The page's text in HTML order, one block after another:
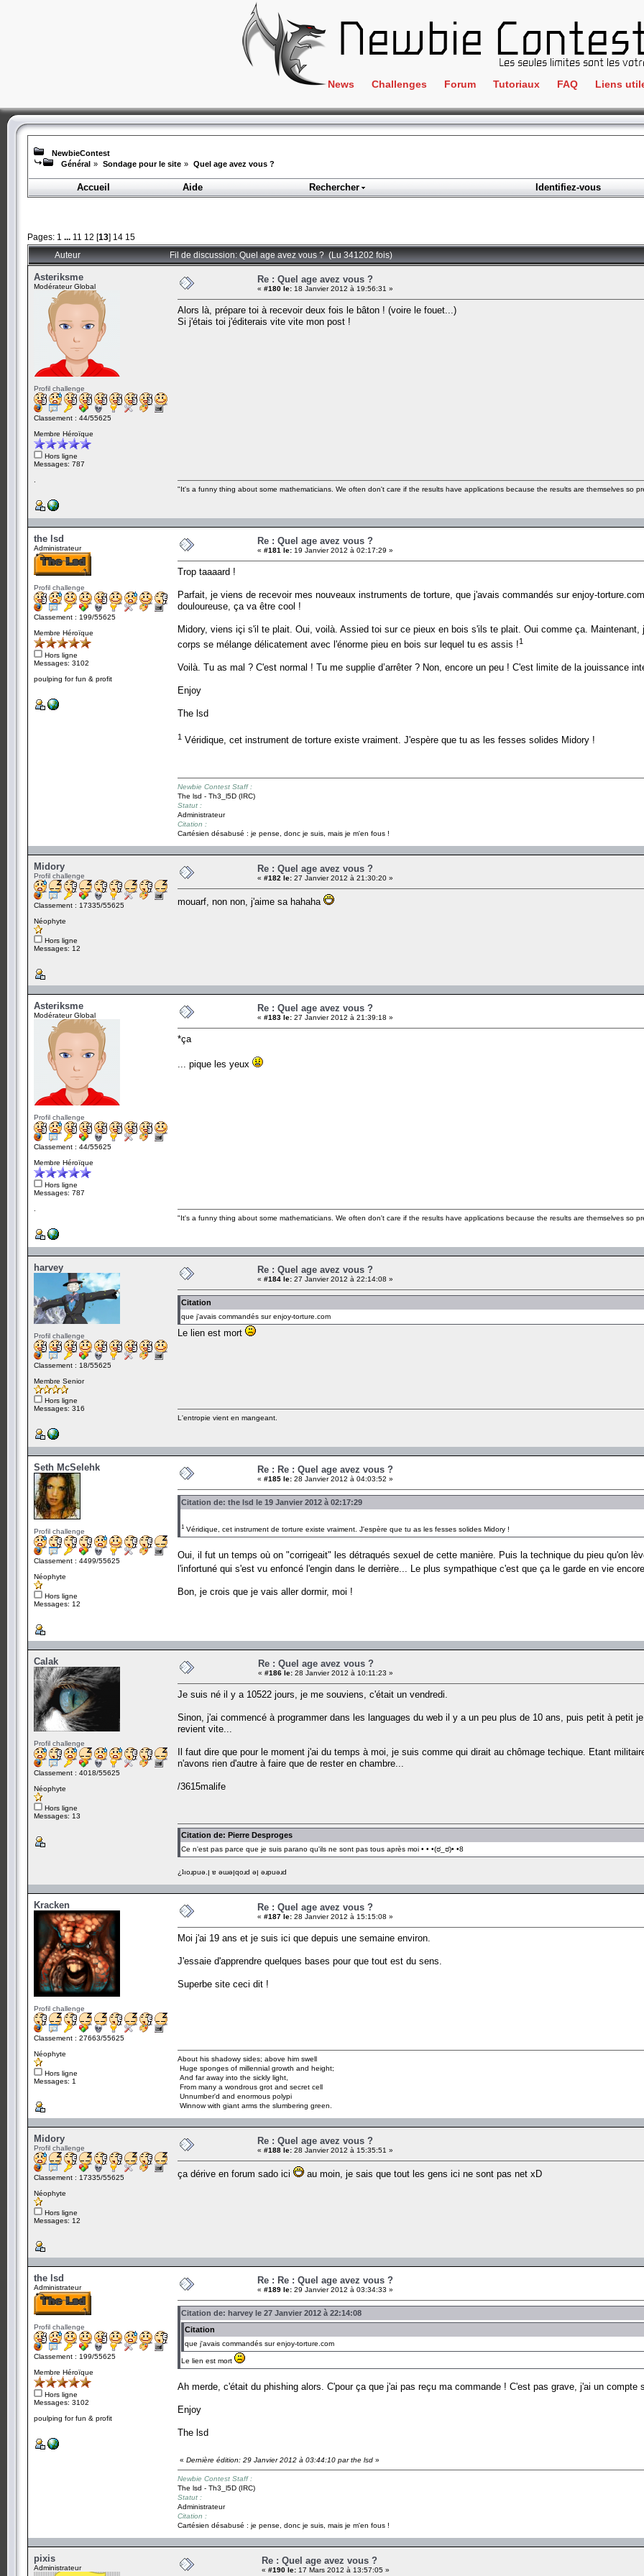
News Challenges
Crackme
ClientSide
Forensics
Programmation
Wargame
Forum Tutoriaux FAQ Liens
IRC
NewbieContest
Général » Sondage pour le site » Quel age avez vous ?
Accueil
Aide Rechercher Identifiez-vous
Pages: 1 ... 11 12 [13] 14 15
Auteur Fil de discussion: Quel age avez vous ? (Lu 341202 fois)
Asteriksme
Modérateur Global
Profil challenge
Classement : 44/55625
Membre Héroïque
Hors ligne
Messages: 787
Re : Quel age avez vous ?
« #180 le: 18 Janvier 2012 à 19:56:31 »
Alors là, prépare toi à recevoir deux fois le bâton ! (voire le fouet...)
Si j'étais toi j'éditerais vite vite mon post !
"It's a funny thing about some mathematicians. We often don't care if the results have applications because the results are themselves so
the lsd
Administrateur
Profil challenge
Classement : 199/55625
Membre Héroïque
Hors ligne
Messages: 3102
poulping for fun & profit
Re : Quel age avez vous ?
« #181 le: 19 Janvier 2012 à 02:17:29 »
Trop taaaard !
Parfait, je viens de recevoir mes nouveaux instruments de torture, que j'avais commandés sur enjoy-
douloureuse, ça va être cool !
Midory, viens içi s'il te plait. Oui, voilà. Assied toi sur ce pieux en bois s'ils te plait. Oui comme ça.
corps se mélange délicatement avec l'énorme pieu en bois sur lequel tu es assis !1
Voilà. Tu as mal ? C'est normal ! Tu me supplie d’arrêter ? Non, encore un peu ! C'est limite de la jouissance
Enjoy
The lsd
1 Véridique, cet instrument de torture existe vraiment. J'espère que tu as les fesses solides Midory !
Newbie Contest Staff :
The lsd - Th3_l5D (IRC)
Statut :
Administrateur
Citation :
Cartésien désabusé : je pense, donc je suis, mais je m'en fous !
Midory
Profil challenge
Classement : 17335/55625
Néophyte
Hors ligne
Messages: 12
Re : Quel age avez vous ?
« #182 le: 27 Janvier 2012 à 21:30:20 »
mouarf, non non, j'aime sa hahaha
Asteriksme
Modérateur Global
Profil challenge
Classement : 44/55625
Membre Héroïque
Hors ligne
Messages: 787
Re : Quel age avez vous ?
« #183 le: 27 Janvier 2012 à 21:39:18 »
*ça
... pique les yeux
"It's a funny thing about some mathematicians. We often don't care if the results have applications because the results are themselves so
harvey
Profil challenge
Classement : 18/55625
Membre Senior
Hors ligne
Messages: 316
Re : Quel age avez vous ?
« #184 le: 27 Janvier 2012 à 22:14:08 »
Citation
que j'avais commandés sur enjoy-torture.com
Le lien est mort
L'entropie vient en mangeant.
Seth McSelehk
Profil challenge
Classement : 4499/55625
Néophyte
Hors ligne
Messages: 12
Re : Re : Quel age avez vous ?
« #185 le: 28 Janvier 2012 à 04:03:52 »
Citation de: the lsd le 19 Janvier 2012 à 02:17:29
1 Véridique, cet instrument de torture existe vraiment. J'espère que tu as les fesses solides Midory !
Oui, il fut un temps où on "corrigeait" les détraqués sexuel de cette manière. Puis la technique du pieu qu'on
l'infortuné qui s'est vu enfoncé l'engin dans le derrière... Le plus sympathique c'est que ça le garde en vie
Bon, je crois que je vais aller dormir, moi !
Calak
Profil challenge
Classement : 4018/55625
Néophyte
Hors ligne
Messages: 13
Re : Quel age avez vous ?
« #186 le: 28 Janvier 2012 à 10:11:23 »
Je suis né il y a 10522 jours, je me souviens, c'était un vendredi.
Sinon, j'ai commencé à programmer dans les languages du web il y a un peu plus de 10 ans, puis petit à petit
revient vite...
Il faut dire que pour le moment j'ai du temps à moi, je suis comme qui dirait au chômage techique. Etant
n'avons rien d'autre à faire que de rester en chambre...
/3615malife
Citation de: Pierre Desproges
Ce n'est pas parce que je suis parano qu'ils ne sont pas tous après moi • • •(ಠ_ಠ)• •8
¿ʇıoɹpuǝ.ן ɐ ǝɯǝןqoɹd ǝן ǝɹpuǝɹd
Kracken
Profil challenge
Classement : 27663/55625
Néophyte
Hors ligne
Messages: 1
Re : Quel age avez vous ?
« #187 le: 28 Janvier 2012 à 15:15:08 »
Moi j'ai 19 ans et je suis ici que depuis une semaine environ.
J'essaie d'apprendre quelques bases pour que tout est du sens.
Superbe site ceci dit !
About his shadowy sides; above him swell
Huge sponges of millennial growth and height;
And far away into the sickly light,
From many a wondrous grot and secret cell
Unnumber'd and enormous polypi
Winnow with giant arms the slumbering green.
Midory
Profil challenge
Classement : 17335/55625
Néophyte
Hors ligne
Messages: 12
Re : Quel age avez vous ?
« #188 le: 28 Janvier 2012 à 15:35:51 »
ça dérive en forum sado ici au moin, je sais que tout les gens ici ne sont pas net xD
the lsd
Administrateur
Profil challenge
Classement : 199/55625
Membre Héroïque
Hors ligne
Messages: 3102
poulping for fun & profit
Re : Re : Quel age avez vous ?
« #189 le: 29 Janvier 2012 à 03:34:33 »
Citation de: harvey le 27 Janvier 2012 à 22:14:08
Citation
que j'avais commandés sur enjoy-torture.com
Le lien est mort
Ah merde, c'était du phishing alors. C'pour ça que j'ai pas reçu ma commande ! C'est pas grave, j'ai un compte
Enjoy
The lsd
« Dernière édition: 29 Janvier 2012 à 03:44:10 par the lsd »
Newbie Contest Staff :
The lsd - Th3_l5D (IRC)
Statut :
Administrateur
Citation :
Cartésien désabusé : je pense, donc je suis, mais je m'en fous !
pixis
Administrateur
Re : Quel age avez vous ?
« #190 le: 17 Mars 2012 à 13:57:05 »